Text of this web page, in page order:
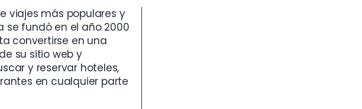
viajes más populares y
se fundó en el año 2000
convertirse en una
su sitio web y
y reservar hoteles,
en cualquier parte